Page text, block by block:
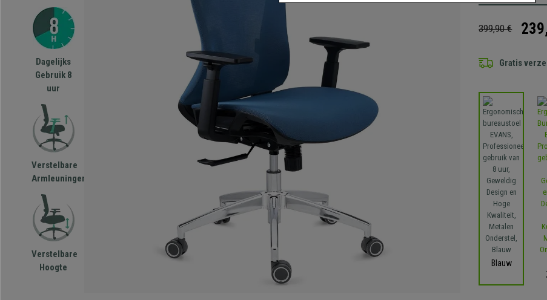
Dagelijks
Gebruik 8
uur
Verstelbare
Armleuningen
Verstelbare
Hoogte
399,90 €
Gratis
Blauw